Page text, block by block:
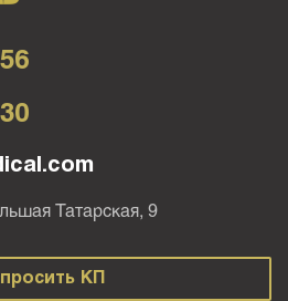
Татарская, 9
КП